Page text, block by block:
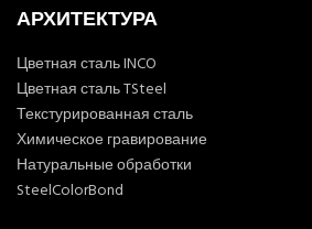
АРХИТЕКТУРА
Цветная сталь INCO
Цветная сталь TSteel
Текстурированная сталь
Химическое гравирование
Натуральные обработки
SteelColorBond